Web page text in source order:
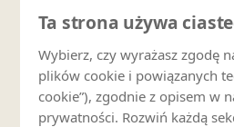
Podstawowe
Media i technologia
Ta strona używa
Wybierz, czy wyrażasz zgodę
plików cookie i powiązanych
cookie”), zgodnie z opisem w
prywatności. Rozwiń każdą